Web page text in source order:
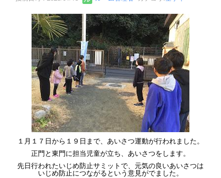
１月１７日から１９日まで、あいさつ運動が行われました。
正門と東門に担当児童が立ち、あいさつをします。
先日行われたいじめ防止サミットで、元気の良いあいさつは
いじめ防止につながるという意見がでました。